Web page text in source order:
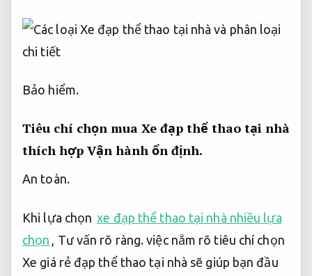
Bảo hiểm.
Tiêu chí chọn mua Xe đạp thể thao tại nhà
thích hợp Vận hành ổn định.
An toàn.
Khi lựa chọn xe đạp thể thao tại nhà nhiều lựa
chọn
Tư vấn rõ ràng. việc nắm rõ tiêu chí chọn
Xe giá rẻ đạp thể thao tại nhà sẽ giúp bạn đầu